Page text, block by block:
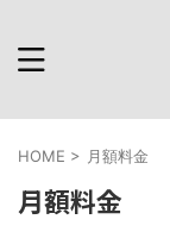
HOME > 月額料金
月額料金